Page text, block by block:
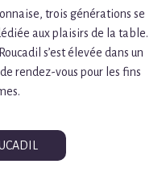
trois générations se
aux plaisirs de la table.
s’est élevée dans un
rendez-vous pour les fins